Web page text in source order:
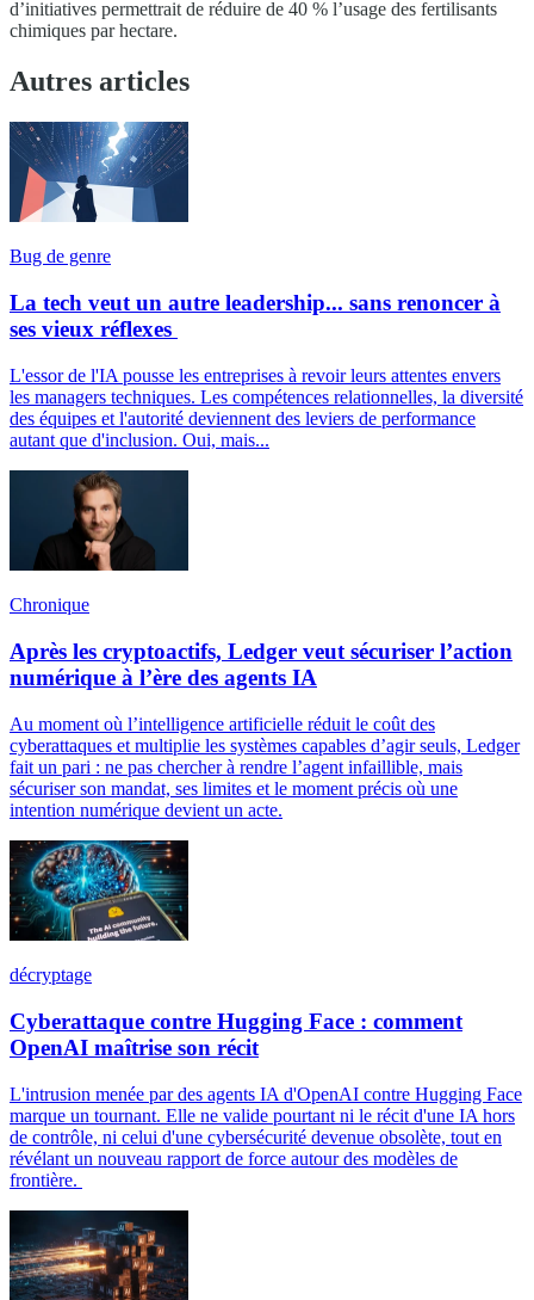
d’initiatives permettrait de réduire de 40 % l’usage des fertilisants
chimiques par hectare.
Autres articles
Bug de genre
La tech veut un autre leadership... sans renoncer à
ses vieux réflexes
L'essor de l'IA pousse les entreprises à revoir leurs attentes envers
les managers techniques. Les compétences relationnelles, la diversité
des équipes et l'autorité deviennent des leviers de performance
autant que d'inclusion. Oui, mais...
Chronique
Après les cryptoactifs, Ledger veut sécuriser l’action
numérique à l’ère des agents IA
Au moment où l’intelligence artificielle réduit le coût des
cyberattaques et multiplie les systèmes capables d’agir seuls, Ledger
fait un pari : ne pas chercher à rendre l’agent infaillible, mais
sécuriser son mandat, ses limites et le moment précis où une
intention numérique devient un acte.
décryptage
Cyberattaque contre Hugging Face : comment
OpenAI maîtrise son récit
L'intrusion menée par des agents IA d'OpenAI contre Hugging Face
marque un tournant. Elle ne valide pourtant ni le récit d'une IA hors
de contrôle, ni celui d'une cybersécurité devenue obsolète, tout en
révélant un nouveau rapport de force autour des modèles de
frontière.